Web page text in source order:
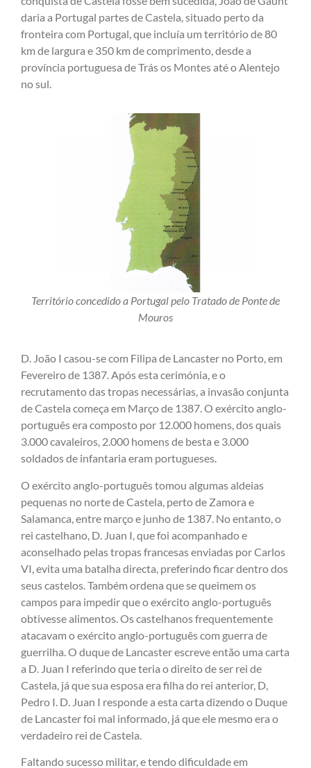
daria a Portugal partes de Castela, situado perto da
fronteira com Portugal, que incluía um território de 80
km de largura e 350 km de comprimento, desde a
província portuguesa de Trás os Montes até o Alentejo
no sul.
Território concedido a Portugal pelo Tratado de Ponte de
Mouros
D. João I casou-se com Filipa de Lancaster no Porto, em
Fevereiro de 1387. Após esta cerimónia, e o
recrutamento das tropas necessárias, a invasão conjunta
de Castela começa em Março de 1387. O exército anglo-
português era composto por 12.000 homens, dos quais
3.000 cavaleiros, 2.000 homens de besta e 3.000
soldados de infantaria eram portugueses.
O exército anglo-português tomou algumas aldeias
pequenas no norte de Castela, perto de Zamora e
Salamanca, entre março e junho de 1387. No entanto, o
rei castelhano, D. Juan I, que foi acompanhado e
aconselhado pelas tropas francesas enviadas por Carlos
VI, evita uma batalha directa, preferindo ficar dentro dos
seus castelos. Também ordena que se queimem os
campos para impedir que o exército anglo-português
obtivesse alimentos. Os castelhanos frequentemente
atacavam o exército anglo-português com guerra de
guerrilha. O duque de Lancaster escreve então uma carta
a D. Juan I referindo que teria o direito de ser rei de
Castela, já que sua esposa era filha do rei anterior, D,
Pedro I. D. Juan I responde a esta carta dizendo o Duque
de Lancaster foi mal informado, já que ele mesmo era o
verdadeiro rei de Castela.
Faltando sucesso militar, e tendo dificuldade em